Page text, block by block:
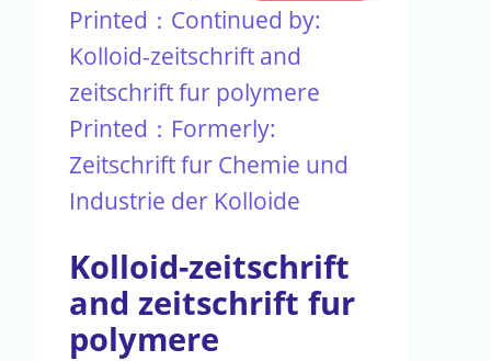
Printed：Continued by:
Kolloid-zeitschrift and
zeitschrift fur polymere
Printed：Formerly:
Zeitschrift fur Chemie und
Industrie der Kolloide
Kolloid-zeitschrift
and zeitschrift fur
polymere